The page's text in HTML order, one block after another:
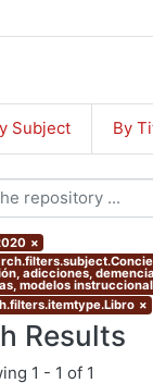
Subject By
×
adicciones,
modelos
×
Results
1 - 1 of 1